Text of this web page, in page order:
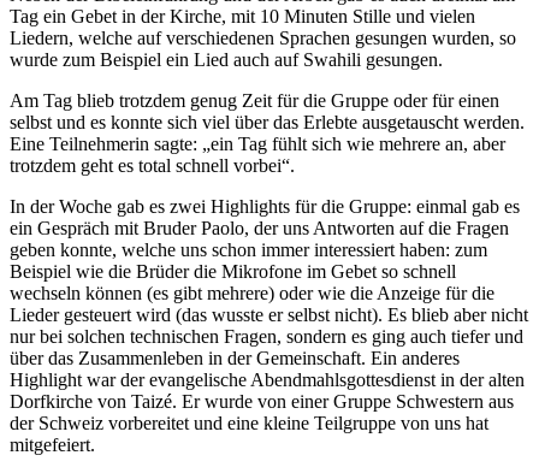
Tag ein Gebet in der Kirche, mit 10 Minuten Stille und vielen
Liedern, welche auf verschiedenen Sprachen gesungen wurden, so
wurde zum Beispiel ein Lied auch auf Swahili gesungen.
Am Tag blieb trotzdem genug Zeit für die Gruppe oder für einen
selbst und es konnte sich viel über das Erlebte ausgetauscht werden.
Eine Teilnehmerin sagte: „ein Tag fühlt sich wie mehrere an, aber
trotzdem geht es total schnell vorbei“.
In der Woche gab es zwei Highlights für die Gruppe: einmal gab es
ein Gespräch mit Bruder Paolo, der uns Antworten auf die Fragen
geben konnte, welche uns schon immer interessiert haben: zum
Beispiel wie die Brüder die Mikrofone im Gebet so schnell
wechseln können (es gibt mehrere) oder wie die Anzeige für die
Lieder gesteuert wird (das wusste er selbst nicht). Es blieb aber nicht
nur bei solchen technischen Fragen, sondern es ging auch tiefer und
über das Zusammenleben in der Gemeinschaft. Ein anderes
Highlight war der evangelische Abendmahlsgottesdienst in der alten
Dorfkirche von Taizé. Er wurde von einer Gruppe Schwestern aus
der Schweiz vorbereitet und eine kleine Teilgruppe von uns hat
mitgefeiert.